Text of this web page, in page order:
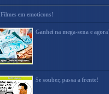
Filmes em emoticons!
Ganhei na mega-sena e
Se souber, passa a frente!